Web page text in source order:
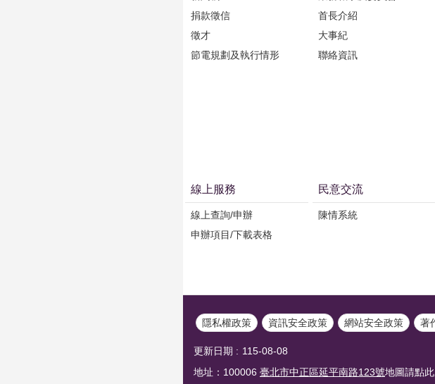
捐款徵信
徵才
節電規劃及執行情形
首長介紹
大事紀
聯絡資訊
線上服務
線上查詢/申辦
申辦項目/下載表格
民意交流
陳情系統
隱私權政策 資訊安全政策 網站安全政策 著
更新日期
115-08-08
地址：100006 臺北市中正區延平南路123號地圖請點此